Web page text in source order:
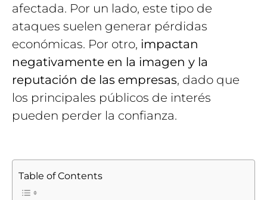
afectada. Por un lado, este tipo de
ataques suelen generar pérdidas
económicas. Por otro, impactan
negativamente en la imagen y la
reputación de las empresas, dado que
los principales públicos de interés
pueden perder la confianza.
Table of Contents